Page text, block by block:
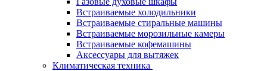
Встраиваемые холодильники
Встраиваемые стиральные машины
Встраиваемые морозильные камеры
Встраиваемые кофемашины
Аксессуары для вытяжек
Климатическая техника